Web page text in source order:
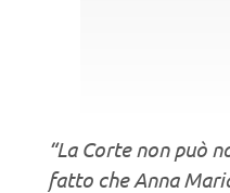
“La Corte non può
fatto che Anna